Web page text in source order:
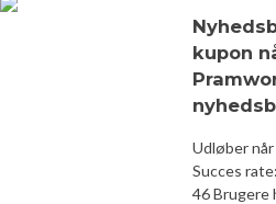
kupon
Udløber
Succes
46 Brugere